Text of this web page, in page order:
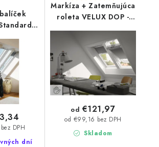
-
dní
DPH
Markíza + Zatemňujúca
roleta VELUX DOP -
nová generácia
Skladom
od €99,16 bez DPH
od €121,97